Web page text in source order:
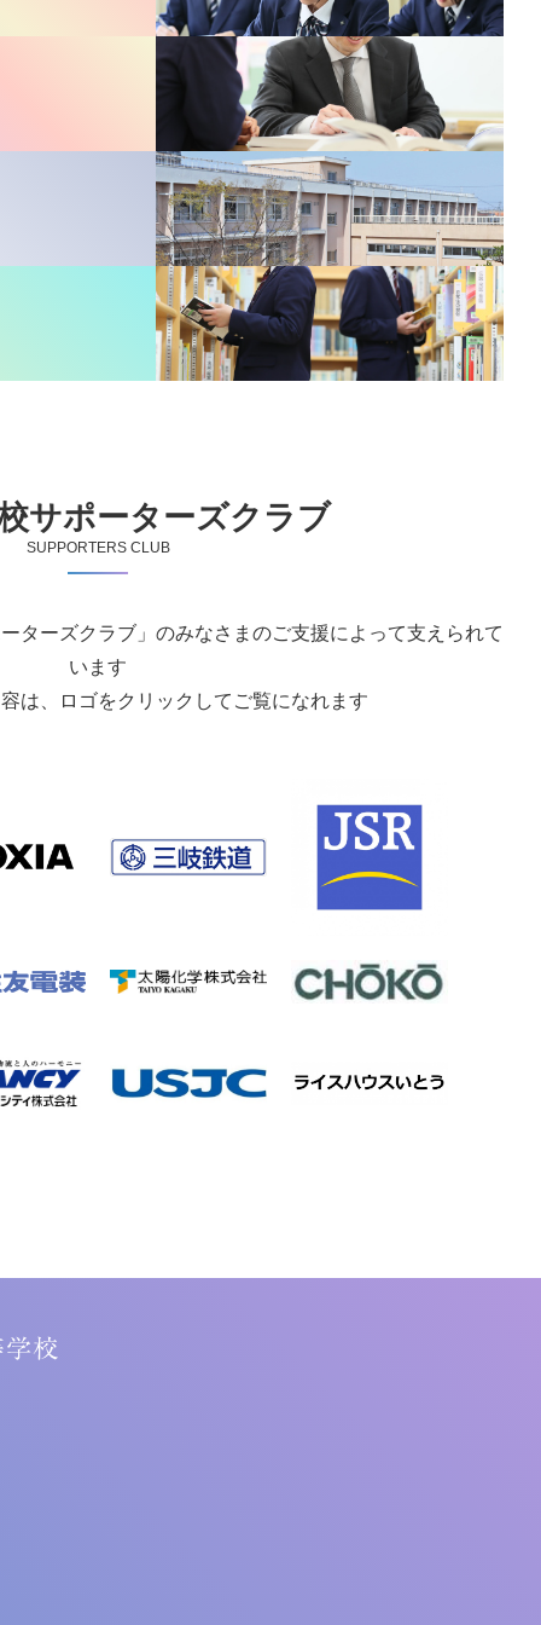
サポーターズクラブ
SUPPORTERS CLUB
ターズクラブ」のみなさまのご支援によって支えられて
います
は、ロゴをクリックしてご覧になれます